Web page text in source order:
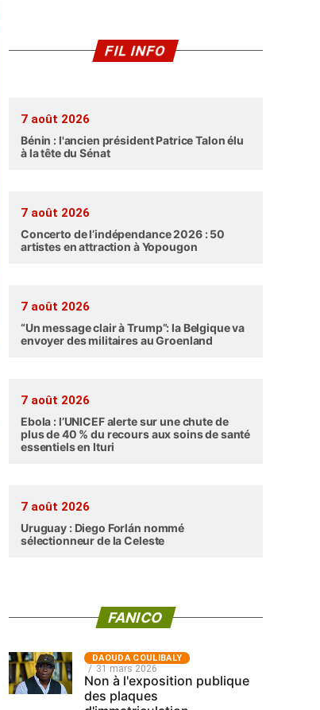
FIL INFO
7 août 2026
Bénin : l'ancien président Patrice Talon élu
à la tête du Sénat
7 août 2026
Concerto de l’indépendance 2026 : 50
artistes en attraction à Yopougon
7 août 2026
“Un message clair à Trump”: la Belgique va
envoyer des militaires au Groenland
7 août 2026
Ebola : l’UNICEF alerte sur une chute de
plus de 40 % du recours aux soins de santé
essentiels en Ituri
7 août 2026
Uruguay : Diego Forlán nommé
sélectionneur de la Celeste
FANICO
‎DAOUDA COULIBALY
31 mars 2026
Non à l'exposition publique
des plaques